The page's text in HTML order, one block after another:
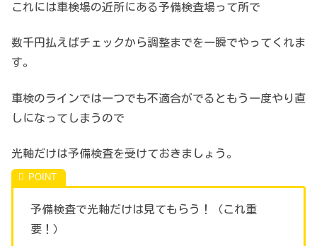
これには車検場の近所にある予備検査場って所で
数千円払えばチェックから調整までを一瞬でやってくれま
す。
車検のラインでは一つでも不適合がでるともう一度やり直
しになってしまうので
光軸だけは予備検査を受けておきましょう。
予備検査で光軸だけは見てもらう！（これ重
要！）